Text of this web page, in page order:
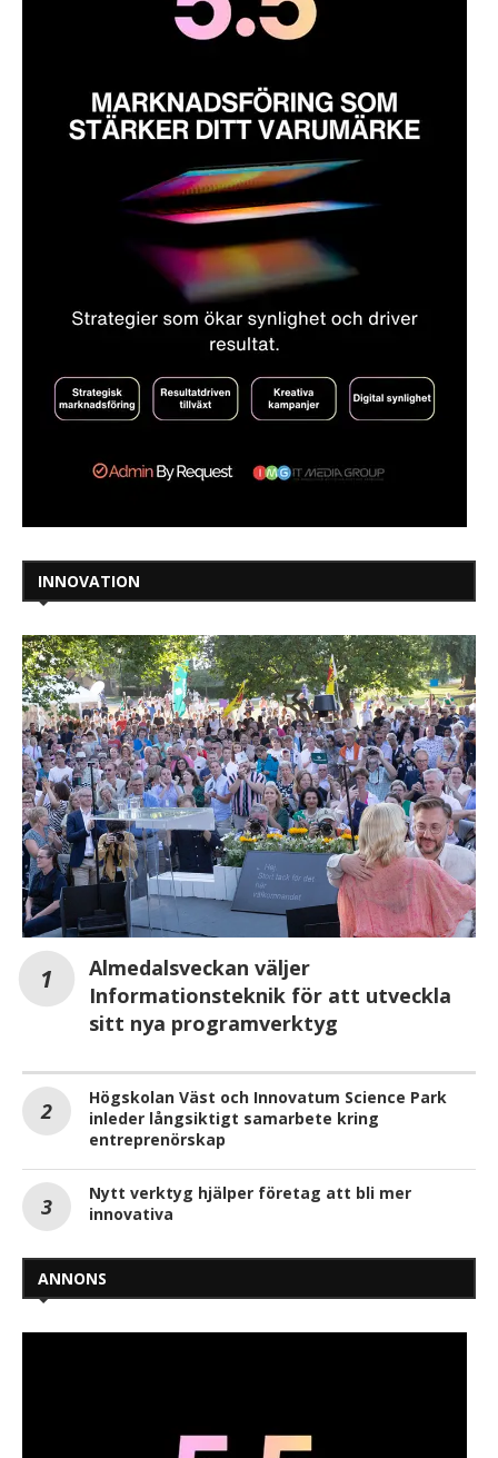
INNOVATION
Almedalsveckan väljer
Informationsteknik för att utveckla
sitt nya programverktyg
Högskolan Väst och Innovatum Science Park
inleder långsiktigt samarbete kring
entreprenörskap
Nytt verktyg hjälper företag att bli mer
innovativa
ANNONS